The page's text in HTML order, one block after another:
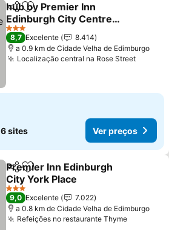
PartilharAdicionar aos favoritos
hub by Premier Inn
Edinburgh City Centre
(Rose Street) hotel
Ver preços
3 Estrelas
8,7 Excelente
8.414
a 0.9 km de Cidade Velha de Edimburgo
Localização central na Rose StreetVer
6 sites Ver preços
PartilharAdicionar aos favoritos
Premier Inn Edinburgh
City York Place
Ver preços
3 Estrelas
9,0 Excelente
7.022
a 0.8 km de Cidade Velha de Edimburgo
Refeições no restaurante ThymeVer